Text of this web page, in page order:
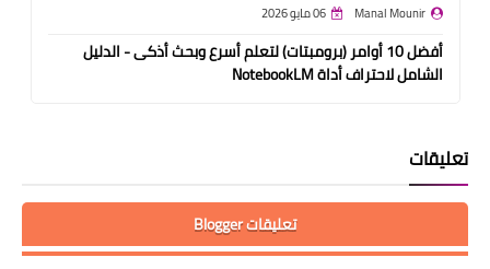
Manal Mounir 06 مايو 2026
أفضل 10 أوامر (برومبتات) لتعلم أسرع وبحث أذكى - الدليل
الشامل لاحتراف أداة NotebookLM
تعليقات
تعليقات Blogger